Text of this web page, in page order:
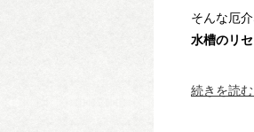
そんな厄
水槽のリ
続きを読む